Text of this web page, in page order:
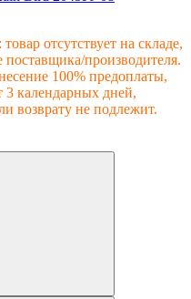
отсутствует на складе,
поставщика/производителя.
100% предоплаты,
3 календарных дней,
возврату не подлежит.